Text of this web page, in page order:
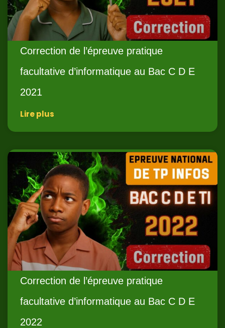
Correction de l’épreuve pratique
facultative d’informatique au Bac C D E
2021
Lire plus
Correction de l’épreuve pratique
facultative d’informatique au Bac C D E
2022